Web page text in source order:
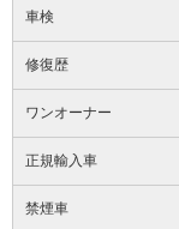
車検
修復歴
ワンオーナー
正規輸入車
禁煙車